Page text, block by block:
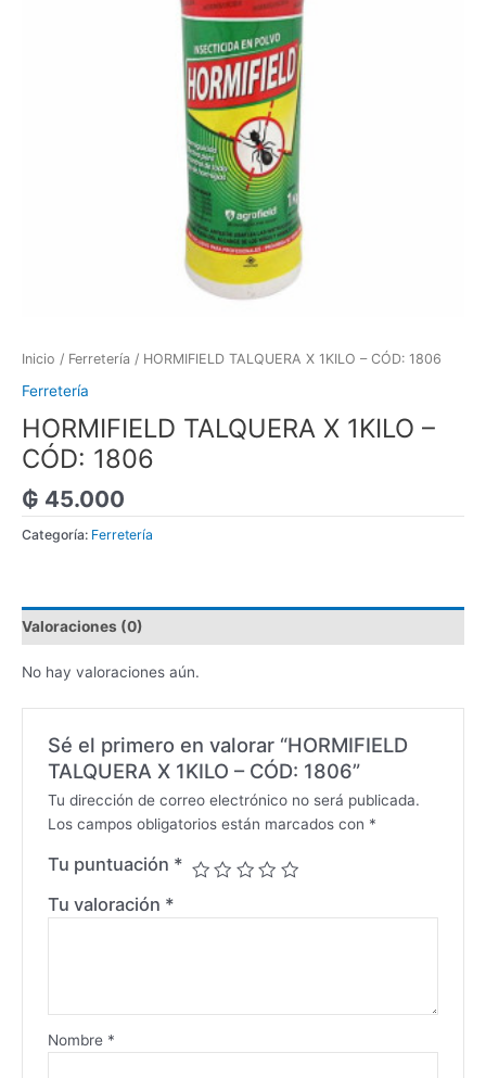
Inicio / Ferretería / HORMIFIELD TALQUERA X 1KILO – CÓD: 1806
Ferretería
HORMIFIELD TALQUERA X 1KILO –
CÓD: 1806
₲ 45.000
Categoría: Ferretería
Valoraciones (0)
No hay valoraciones aún.
Sé el primero en valorar “HORMIFIELD
TALQUERA X 1KILO – CÓD: 1806”
Tu dirección de correo electrónico no será publicada.
Los campos obligatorios están marcados con *
Tu puntuación *
Tu valoración *
Nombre *